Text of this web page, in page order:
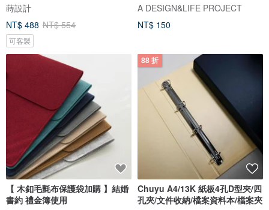
蒔設計
NT$ 488 NT$ 554
可客製
A DESIGN&LIFE PROJECT
NT$ 150
【 木釦毛氈布保護袋加購 】結婚
書約 禮金簿使用
88 折
Chuyu A4/13K 紙板4孔D型夾/四
孔夾/文件收納/檔案資料本/檔案夾